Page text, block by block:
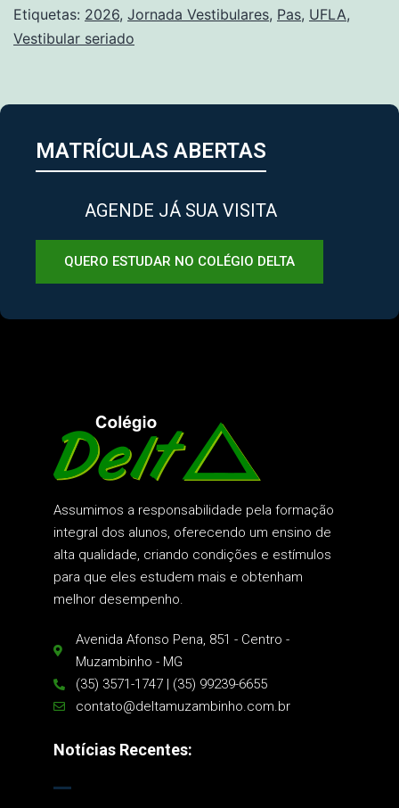
Etiquetas: 2026, Jornada Vestibulares, Pas, UFLA,
Vestibular seriado
MATRÍCULAS ABERTAS
AGENDE JÁ SUA VISITA
QUERO ESTUDAR NO COLÉGIO DELTA
Assumimos a responsabilidade pela formação
integral dos alunos, oferecendo um ensino de
alta qualidade, criando condições e estímulos
para que eles estudem mais e obtenham
melhor desempenho.
Avenida Afonso Pena, 851 - Centro -
Muzambinho - MG
(35) 3571-1747 | (35) 99239-6655
contato@deltamuzambinho.com.br
Notícias Recentes: